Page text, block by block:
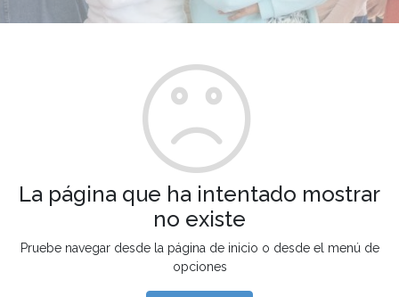
La página que ha intentado mostrar
no existe
Pruebe navegar desde la página de inicio o desde el menú de
opciones